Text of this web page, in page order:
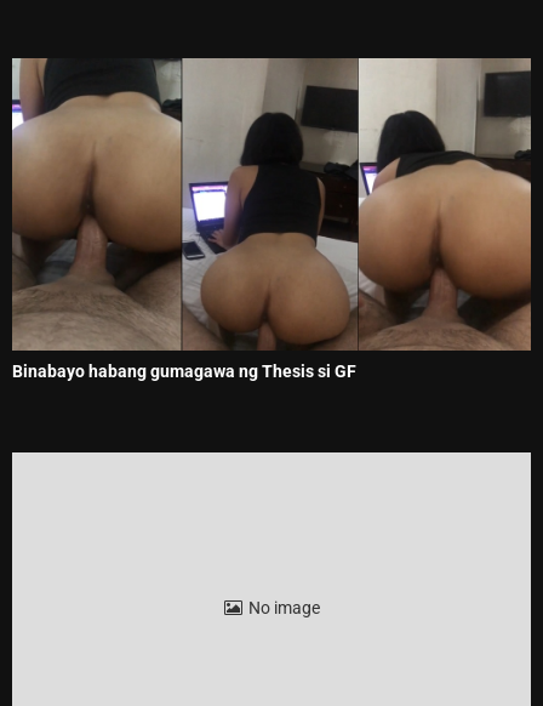
Binabayo habang gumagawa ng Thesis si GF
No image